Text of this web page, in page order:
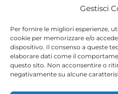
Gestisci
Per fornire le migliori esperienze,
cookie per memorizzare e/o
dispositivo. Il consenso a queste
elaborare dati come il
questo sito. Non acconsentire o
negativamente su alcune